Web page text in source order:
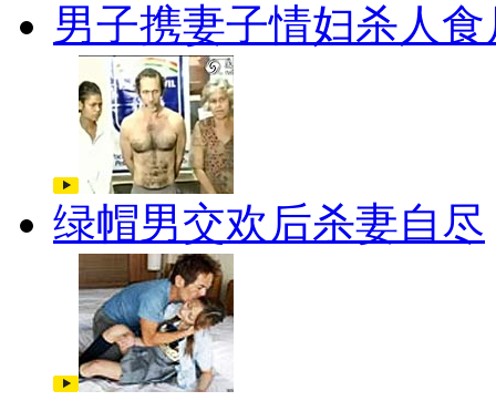
男子携妻子情妇杀人食
绿帽男交欢后杀妻自尽